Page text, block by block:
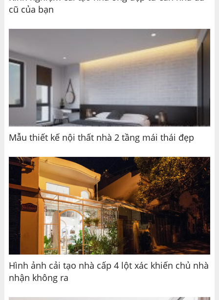
cũ của bạn
Mẫu thiết kế nội thất nhà 2 tầng mái thái đẹp
Hình ảnh cải tạo nhà cấp 4 lột xác khiến chủ nhà
nhận không ra